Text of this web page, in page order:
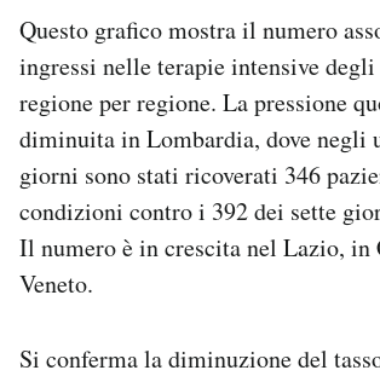
Questo grafico mostra il numero
ingressi nelle terapie intensive
regione per regione. La pressione
diminuita in Lombardia, dove negli
giorni sono stati ricoverati 346
condizioni contro i 392 dei sette
Il numero è in crescita nel Lazio, in
Veneto.
Si conferma la diminuzione del